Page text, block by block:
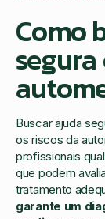
Como
Buscar ajuda
os riscos da
profissionais
que podem
tratamento
garante um